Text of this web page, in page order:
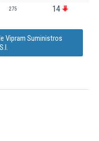
275 14
Vipram Suministros